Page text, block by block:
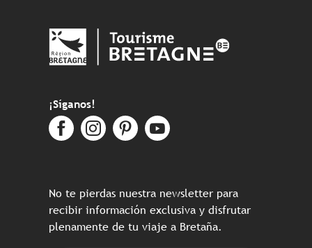
¡Síganos!
No te pierdas nuestra newsletter para
recibir información exclusiva y disfrutar
plenamente de tu viaje a Bretaña.